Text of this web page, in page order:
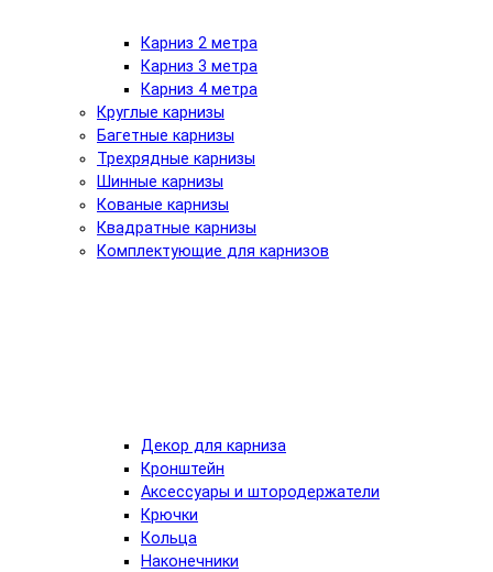
Карниз 2 метра
Карниз 3 метра
Карниз 4 метра
Круглые карнизы
Багетные карнизы
Трехрядные карнизы
Шинные карнизы
Кованые карнизы
Квадратные карнизы
Комплектующие для карнизов
Декор для карниза
Кронштейн
Аксессуары и штородержатели
Крючки
Кольца
Наконечники